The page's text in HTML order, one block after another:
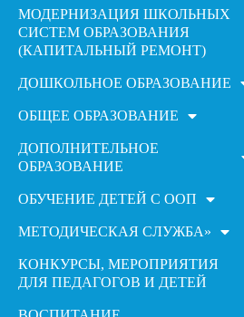
МОДЕРНИЗАЦИЯ ШКОЛЬНЫХ
СИСТЕМ ОБРАЗОВАНИЯ
(КАПИТАЛЬНЫЙ РЕМОНТ)
ДОШКОЛЬНОЕ ОБРАЗОВАНИЕ
ОБЩЕЕ ОБРАЗОВАНИЕ
ДОПОЛНИТЕЛЬНОЕ
ОБРАЗОВАНИЕ
ОБУЧЕНИЕ ДЕТЕЙ С ООП
МЕТОДИЧЕСКАЯ СЛУЖБА»
КОНКУРСЫ, МЕРОПРИЯТИЯ
ДЛЯ ПЕДАГОГОВ И ДЕТЕЙ